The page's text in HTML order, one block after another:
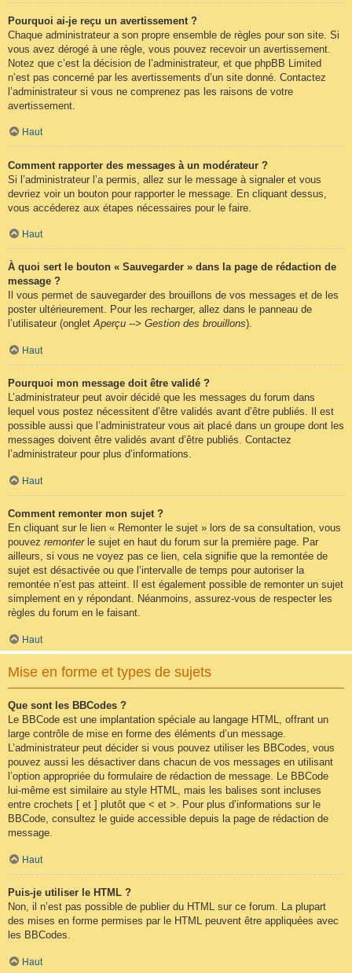
Pourquoi ai-je reçu un avertissement ?
Chaque administrateur a son propre ensemble de règles pour son site. Si
vous avez dérogé à une règle, vous pouvez recevoir un avertissement.
Notez que c’est la décision de l’administrateur, et que phpBB Limited
n’est pas concerné par les avertissements d’un site donné. Contactez
l’administrateur si vous ne comprenez pas les raisons de votre
avertissement.
Haut
Comment rapporter des messages à un modérateur ?
Si l’administrateur l’a permis, allez sur le message à signaler et vous
devriez voir un bouton pour rapporter le message. En cliquant dessus,
vous accéderez aux étapes nécessaires pour le faire.
Haut
À quoi sert le bouton « Sauvegarder » dans la page de rédaction de
message ?
Il vous permet de sauvegarder des brouillons de vos messages et de les
poster ultérieurement. Pour les recharger, allez dans le panneau de
l’utilisateur (ongletAperçu --> Gestion des brouillons).
Haut
Pourquoi mon message doit être validé ?
L’administrateur peut avoir décidé que les messages du forum dans
lequel vous postez nécessitent d’être validés avant d’être publiés. Il est
possible aussi que l’administrateur vous ait placé dans un groupe dont les
messages doivent être validés avant d’être publiés. Contactez
l’administrateur pour plus d’informations.
Haut
Comment remonter mon sujet ?
En cliquant sur le lien « Remonter le sujet » lors de sa consultation, vous
pouvez remonterle sujet en haut du forum sur la première page. Par
ailleurs, si vous ne voyez pas ce lien, cela signifie que la remontée de
sujet est désactivée ou que l’intervalle de temps pour autoriser la
remontée n’est pas atteint. Il est également possible de remonter un sujet
simplement en y répondant. Néanmoins, assurez-vous de respecter les
règles du forum en le faisant.
Haut
Mise en forme et types de sujets
Que sont les BBCodes ?
Le BBCode est une implantation spéciale au langage HTML, offrant un
large contrôle de mise en forme des éléments d’un message.
L’administrateur peut décider si vous pouvez utiliser les BBCodes, vous
pouvez aussi les désactiver dans chacun de vos messages en utilisant
l’option appropriée du formulaire de rédaction de message. Le BBCode
lui-même est similaire au style HTML, mais les balises sont incluses
entre crochets [ et ] plutôt que < et >. Pour plus d’informations sur le
BBCode, consultez le guide accessible depuis la page de rédaction de
message.
Haut
Puis-je utiliser le HTML ?
Non, il n’est pas possible de publier du HTML sur ce forum. La plupart
des mises en forme permises par le HTML peuvent être appliquées avec
les BBCodes.
Haut